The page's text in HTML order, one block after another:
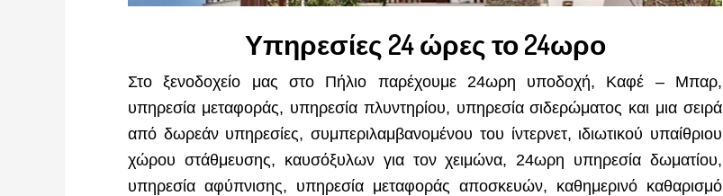
Υπηρεσίες 24 ώρες το 24ωρο
Στο ξενοδοχείο μας στο Πήλιο παρέχουμε 24ωρη υποδοχή, Καφέ – Μπαρ,
υπηρεσία μεταφοράς, υπηρεσία πλυντηρίου, υπηρεσία σιδερώματος και μια σειρά
από δωρεάν υπηρεσίες, συμπεριλαμβανομένου του ίντερνετ, ιδιωτικού υπαίθριου
χώρου στάθμευσης, καυσόξυλων για τον χειμώνα, 24ωρη υπηρεσία δωματίου,
υπηρεσία αφύπνισης, υπηρεσία μεταφοράς αποσκευών, καθημερινό καθαρισμό